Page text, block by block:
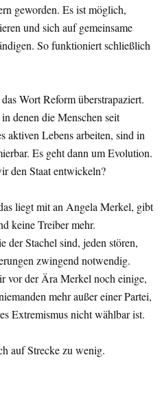
geworden. Es ist möglich,
und sich auf gemeinsame
So funktioniert schließlich
Wort Reform überstrapaziert.
denen die Menschen seit
aktiven Lebens arbeiten, sind in
Es geht dann um Evolution.
den Staat entwickeln?
liegt mit an Angela Merkel, gibt
keine Treiber mehr.
der Stachel sind, jeden stören,
zwingend notwendig.
vor der Ära Merkel noch einige,
mehr außer einer Partei,
Extremismus nicht wählbar ist.
auf Strecke zu wenig.